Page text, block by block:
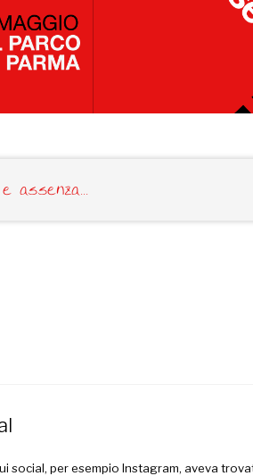
assenza...
social, per esempio Instagram, aveva